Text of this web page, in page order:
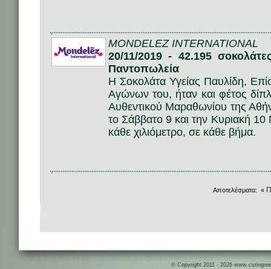
MONDELEZ INTERNATIONAL
20/11/2019 - 42.195
Παντοπωλεία
Η Σοκολάτα Υγείας Παυλίδη,
Αγώνων του, ήταν και φέτος
Αυθεντικού Μαραθωνίου της
το Σάββατο 9 και την Κυριακή
κάθε χιλιόμετρο, σε κάθε βήμα.
Αποτελέσματα: «
© Copyright 2011 - 2026